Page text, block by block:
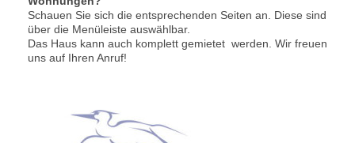
Schauen Sie sich die entsprechenden Seiten an. Diese sind
über die Menüleiste auswählbar.
Das Haus kann auch komplett gemietet werden. Wir freuen
uns auf Ihren Anruf!